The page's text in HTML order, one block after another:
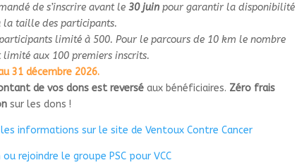
de s’inscrire avant le 30 juin pour garantir la disponibilité
la taille des participants.
limité à 500. Pour le parcours de 10 km le nombre
limité aux 100 premiers inscrits.
31 décembre 2026.
de vos dons est reversé aux bénéficiaires. Zéro frais
sur les dons !
informations sur le site de Ventoux Contre Cancer
ou rejoindre le groupe PSC pour VCC